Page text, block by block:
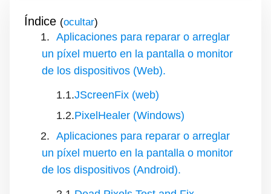
Índice ( )
Aplicaciones para reparar o arreglar
un píxel muerto en la pantalla o monitor
de los dispositivos (Web).
JScreenFix (web)
PixelHealer (Windows)
Aplicaciones para reparar o arreglar
un píxel muerto en la pantalla o monitor
de los dispositivos (Android).